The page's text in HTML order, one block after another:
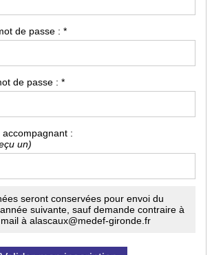
de passe : *
de passe : *
:
un)
seront conservées pour envoi du
suivante, sauf demande contraire à
à alascaux@medef-gironde.fr